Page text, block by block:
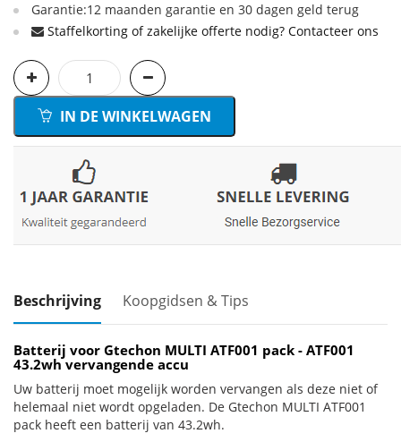
Garantie:12 maanden garantie en 30 dagen geld terug
Staffelkorting of zakelijke offerte nodig? Contacteer ons
IN DE WINKELWAGEN
Beschrijving Koopgidsen & Tips
Batterij voor Gtechon MULTI ATF001 pack - ATF001
43.2wh vervangende accu
Uw batterij moet mogelijk worden vervangen als deze niet of
helemaal niet wordt opgeladen. De Gtechon MULTI ATF001
pack heeft een batterij van 43.2wh.